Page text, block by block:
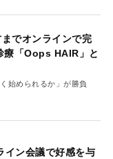
でオンラインで完
療「Oops HAIR」と
始められるか」が勝負
イン会議で好感を与